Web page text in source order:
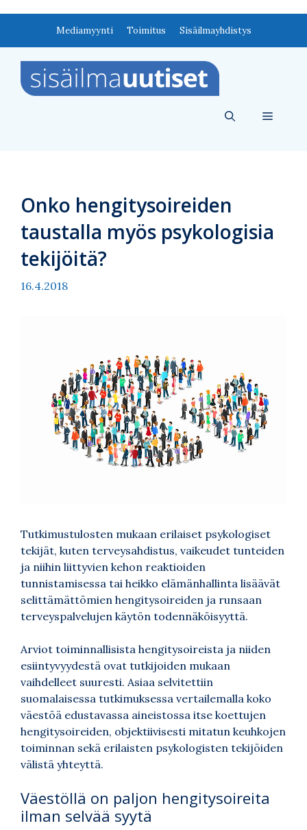
Mediamyynti Toimitus Sisäilmayhdistys
Valikko
Onko hengitysoireiden
taustalla myös psykologisia
tekijöitä?
16.4.2018
Tutkimustulosten mukaan erilaiset psykologiset
tekijät, kuten terveysahdistus, vaikeudet tunteiden
ja niihin liittyvien kehon reaktioiden
tunnistamisessa tai heikko elämänhallinta lisäävät
selittämättömien hengitysoireiden ja runsaan
terveyspalvelujen käytön todennäköisyyttä.
Arviot toiminnallisista hengitysoireista ja niiden
esiintyvyydestä ovat tutkijoiden mukaan
vaihdelleet suuresti. Asiaa selvitettiin
suomalaisessa tutkimuksessa vertailemalla koko
väestöä edustavassa aineistossa itse koettujen
hengitysoireiden, objektiivisesti mitatun keuhkojen
toiminnan sekä erilaisten psykologisten tekijöiden
välistä yhteyttä.
Väestöllä on paljon hengitysoireita
ilman selvää syytä